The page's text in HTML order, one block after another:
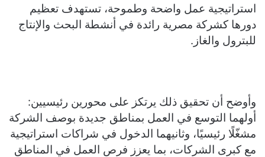
استراتيجية عمل واضحة وطموحة، تستهدف تعظيم
دورها كشركة مصرية رائدة في أنشطة البحث والإنتاج
للبترول والغاز.
وأوضح أن تحقيق ذلك يرتكز على محورين رئيسيين:
أولهما التوسع في العمل بمناطق جديدة بوصف الشركة
مشغّلًا رئيسيًا، وثانيهما الدخول في شراكات استراتيجية
مع كبرى الشركات، بما يعزز فرص العمل في المناطق